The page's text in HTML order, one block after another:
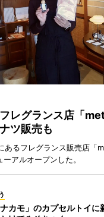
レグランス店「
ツ販売も
あるフレグランス販売店「
アルオープンした。
ナカモ」のカプセルトイ